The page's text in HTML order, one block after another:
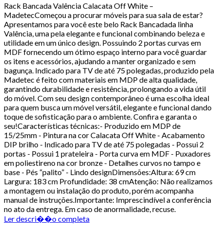
Rack Bancada Valência Calacata Off White –
MadetecComeçou a procurar móveis para sua sala de estar?
Apresentamos para você este belo Rack Bancadada linha
Valência, uma pela elegante e funcional combinando beleza e
utilidade em um único design. Possuindo 2 portas curvas em
MDF fornecendo um ótimo espaço interno para você guardar
os itens e acessórios, ajudando a manter organizado e sem
bagunça. Indicado para TV de até 75 polegadas, produzido pela
Madetec é feito com materiais em MDP de alta qualidade,
garantindo durabilidade e resistência, prolongando a vida útil
do móvel. Com seu design contemporâneo é uma escolha ideal
para quem busca um móvel versátil, elegante e funcional dando
toque de sofisticação para o ambiente. Confira e garanta o
seu!Características técnicas:- Produzido em MDP de
15/25mm - Pintura na cor Calacata Off White - Acabamento
DIP brilho - Indicado para TV de até 75 polegadas - Possui 2
portas - Possui 1 prateleira - Porta curva em MDF - Puxadores
em poliestireno na cor bronze - Detalhes curvos no tampo e
base - Pés “palito” - Lindo designDimensões:Altura: 69 cm
Largura: 183 cm Profundidade: 38 cmAtenção: Não realizamos
a montagem ou instalação do produto, porém acompanha
manual de instruções.Importante: Imprescindível a conferência
no ato da entrega. Em caso de anormalidade, recuse.
Ler descri��o completa